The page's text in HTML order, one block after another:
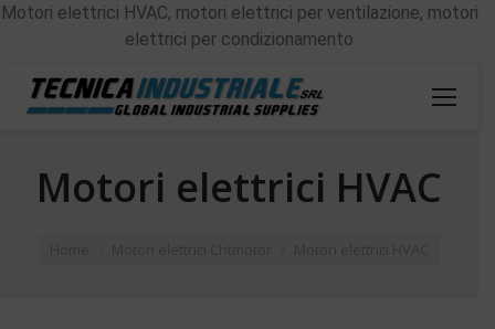
Motori elettrici HVAC, motori elettrici per ventilazione, motori
elettrici per condizionamento
Motori elettrici HVAC